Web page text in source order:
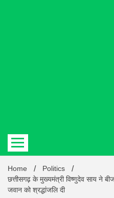
Home
Politics
छत्तीसगढ़ के मुख्यमंत्री विष्णुदेव साय ने
जवान को श्रद्धांजलि दी